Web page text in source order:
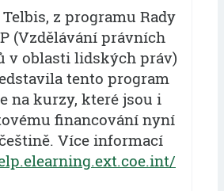
z programu Rady
(Vzdělávání právních
v oblasti lidských práv)
tento program
na kurzy, které jsou i
financování nyní
Více informací